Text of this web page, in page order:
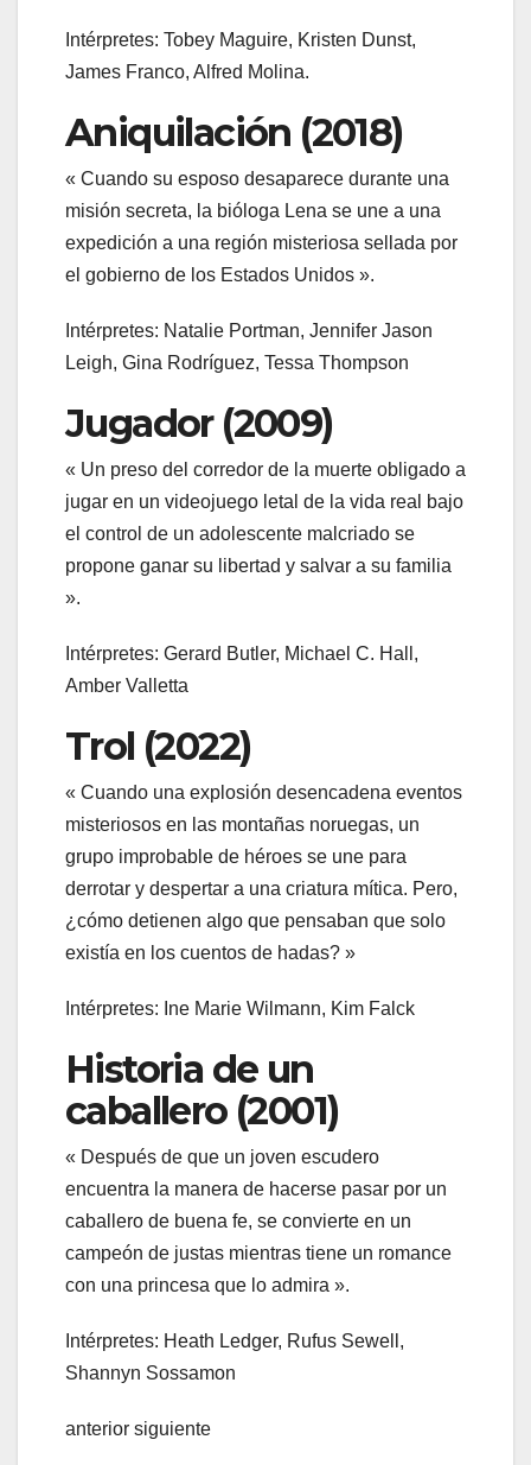
Intérpretes: Tobey Maguire, Kristen Dunst,
James Franco, Alfred Molina.
Aniquilación (2018)
« Cuando su esposo desaparece durante una
misión secreta, la bióloga Lena se une a una
expedición a una región misteriosa sellada por
el gobierno de los Estados Unidos ».
Intérpretes: Natalie Portman, Jennifer Jason
Leigh, Gina Rodríguez, Tessa Thompson
Jugador (2009)
« Un preso del corredor de la muerte obligado a
jugar en un videojuego letal de la vida real bajo
el control de un adolescente malcriado se
propone ganar su libertad y salvar a su familia
».
Intérpretes: Gerard Butler, Michael C. Hall,
Amber Valletta
Trol (2022)
« Cuando una explosión desencadena eventos
misteriosos en las montañas noruegas, un
grupo improbable de héroes se une para
derrotar y despertar a una criatura mítica. Pero,
¿cómo detienen algo que pensaban que solo
existía en los cuentos de hadas? »
Intérpretes: Ine Marie Wilmann, Kim Falck
Historia de un
caballero (2001)
« Después de que un joven escudero
encuentra la manera de hacerse pasar por un
caballero de buena fe, se convierte en un
campeón de justas mientras tiene un romance
con una princesa que lo admira ».
Intérpretes: Heath Ledger, Rufus Sewell,
Shannyn Sossamon
anterior siguiente